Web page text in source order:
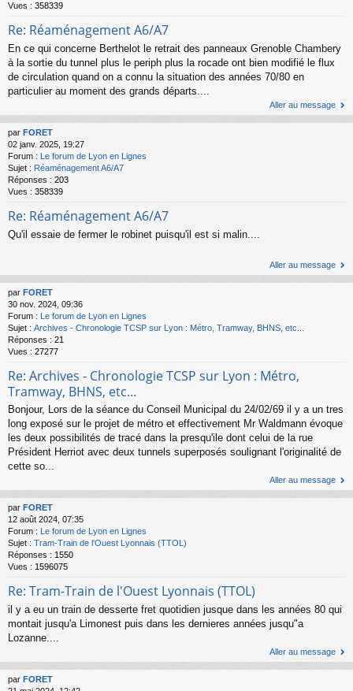
Vues : 358339
Re: Réaménagement A6/A7
En ce qui concerne Berthelot le retrait des panneaux Grenoble Chambery
à la sortie du tunnel plus le periph plus la rocade ont bien modifié le flux
de circulation quand on a connu la situation des années 70/80 en
particulier au moment des grands départs....
Aller au message
par FORET
02 janv. 2025, 19:27
Forum : Le forum de Lyon en Lignes
Sujet : Réaménagement A6/A7
Réponses : 203
Vues : 358339
Re: Réaménagement A6/A7
Qu'il essaie de fermer le robinet puisqu'il est si malin....
Aller au message
par FORET
30 nov. 2024, 09:36
Forum : Le forum de Lyon en Lignes
Sujet : Archives - Chronologie TCSP sur Lyon : Métro, Tramway, BHNS, etc...
Réponses : 21
Vues : 27277
Re: Archives - Chronologie TCSP sur Lyon : Métro,
Tramway, BHNS, etc...
Bonjour, Lors de la séance du Conseil Municipal du 24/02/69 il y a un tres
long exposé sur le projet de métro et effectivement Mr Waldmann évoque
les deux possibilités de tracé dans la presqu'ile dont celui de la rue
Président Herriot avec deux tunnels superposés soulignant l'originalité de
cette so...
Aller au message
par FORET
12 août 2024, 07:35
Forum : Le forum de Lyon en Lignes
Sujet : Tram-Train de l'Ouest Lyonnais (TTOL)
Réponses : 1550
Vues : 1596075
Re: Tram-Train de l'Ouest Lyonnais (TTOL)
il y a eu un train de desserte fret quotidien jusque dans les années 80 qui
montait jusqu'a Limonest puis dans les dernieres années jusqu"a
Lozanne....
Aller au message
par FORET